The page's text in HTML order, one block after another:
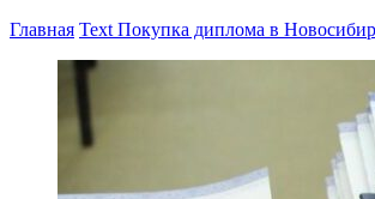
Главная Text Покупка диплома в